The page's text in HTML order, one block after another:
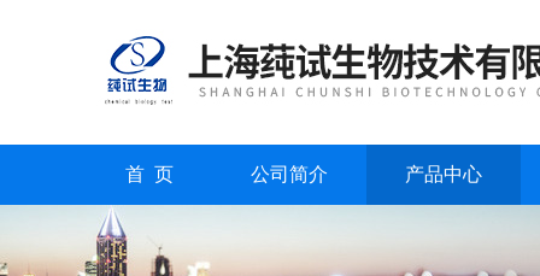
首 页 公司简介 产品中心